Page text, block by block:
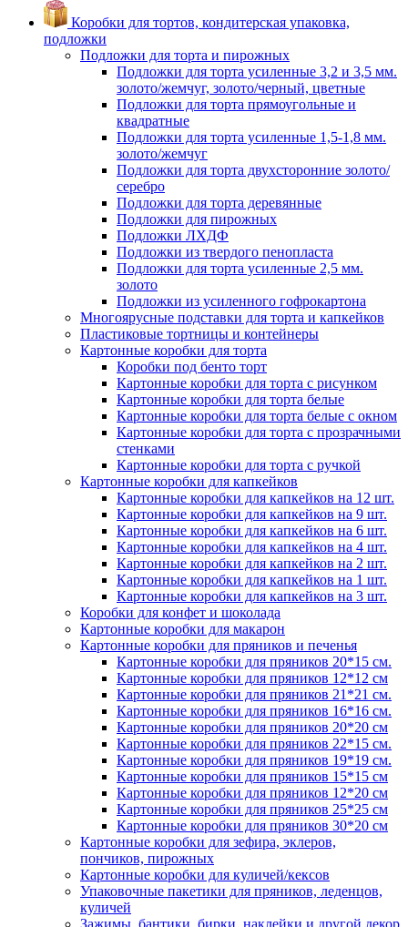
Коробки для тортов, кондитерская упаковка,
подложки
Подложки для торта и пирожных
Подложки для торта усиленные 3,2 и 3,5 мм.
золото/жемчуг, золото/черный, цветные
Подложки для торта прямоугольные и
квадратные
Подложки для торта усиленные 1,5-1,8 мм.
золото/жемчуг
Подложки для торта двухсторонние золото/
серебро
Подложки для торта деревянные
Подложки для пирожных
Подложки ЛХДФ
Подложки из твердого пенопласта
Подложки для торта усиленные 2,5 мм.
золото
Подложки из усиленного гофрокартона
Многоярусные подставки для торта и капкейков
Пластиковые тортницы и контейнеры
Картонные коробки для торта
Коробки под бенто торт
Картонные коробки для торта с рисунком
Картонные коробки для торта белые
Картонные коробки для торта белые с окном
Картонные коробки для торта с прозрачными
стенками
Картонные коробки для торта с ручкой
Картонные коробки для капкейков
Картонные коробки для капкейков на 12 шт.
Картонные коробки для капкейков на 9 шт.
Картонные коробки для капкейков на 6 шт.
Картонные коробки для капкейков на 4 шт.
Картонные коробки для капкейков на 2 шт.
Картонные коробки для капкейков на 1 шт.
Картонные коробки для капкейков на 3 шт.
Коробки для конфет и шоколада
Картонные коробки для макарон
Картонные коробки для пряников и печенья
Картонные коробки для пряников 20*15 см.
Картонные коробки для пряников 12*12 см
Картонные коробки для пряников 21*21 см.
Картонные коробки для пряников 16*16 см.
Картонные коробки для пряников 20*20 см
Картонные коробки для пряников 22*15 см.
Картонные коробки для пряников 19*19 см.
Картонные коробки для пряников 15*15 см
Картонные коробки для пряников 12*20 см
Картонные коробки для пряников 25*25 см
Картонные коробки для пряников 30*20 см
Картонные коробки для зефира, эклеров,
пончиков, пирожных
Картонные коробки для куличей/кексов
Упаковочные пакетики для пряников, леденцов,
куличей
Зажимы, бантики, бирки, наклейки и другой декор